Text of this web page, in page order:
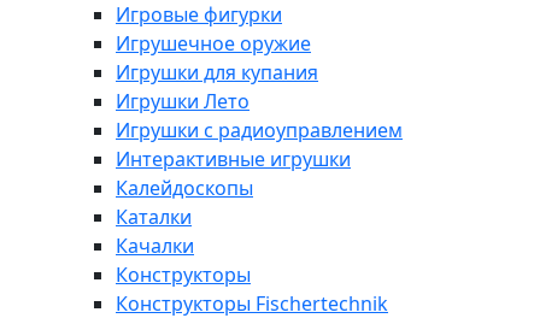
Игровые фигурки
Игрушечное оружие
Игрушки для купания
Игрушки Лето
Игрушки с радиоуправлением
Интерактивные игрушки
Калейдоскопы
Каталки
Качалки
Конструкторы
Конструкторы Fisсhertechnik